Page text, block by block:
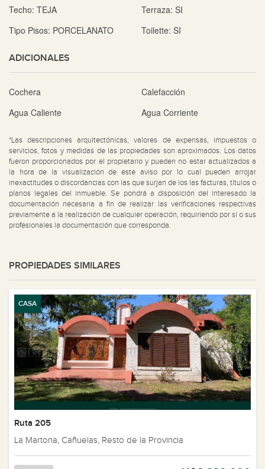
Techo: TEJA Terraza: SI
Tipo Pisos: PORCELANATO Toilette: SI
ADICIONALES
Cochera
Calefacción
Agua Caliente
Agua Corriente
*Las descripciones arquitectónicas, valores de expensas, impuestos o
servicios, fotos y medidas de las propiedades son aproximados. Los datos
fueron proporcionados por el propietario y pueden no estar actualizados a
la hora de la visualización de este aviso por lo cual pueden arrojar
inexactitudes o discordancias con las que surjan de los las facturas, títulos o
planos legales del inmueble. Se pondrá a disposición del interesado la
documentación necesaria a fin de realizar las verificaciones respectivas
previamente a la realización de cualquier operación, requiriendo por sí o sus
profesionales la documentación que corresponda.
PROPIEDADES SIMILARES
CASA
Ruta 205
La Martona, Cañuelas, Resto de la Provincia